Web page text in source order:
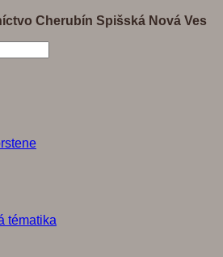
Cherubín Spišská Nová Ves
tématika